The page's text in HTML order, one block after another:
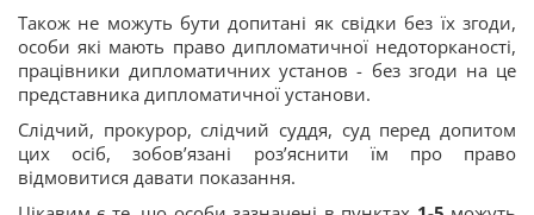
Також не можуть бути допитані як свідки без їх згоди,
особи які мають право дипломатичної недоторканості,
працівники дипломатичних установ - без згоди на це
представника дипломатичної установи.
Слідчий, прокурор, слідчий суддя, суд перед допитом
цих осіб, зобов’язані роз’яснити їм про право
відмовитися давати показання.